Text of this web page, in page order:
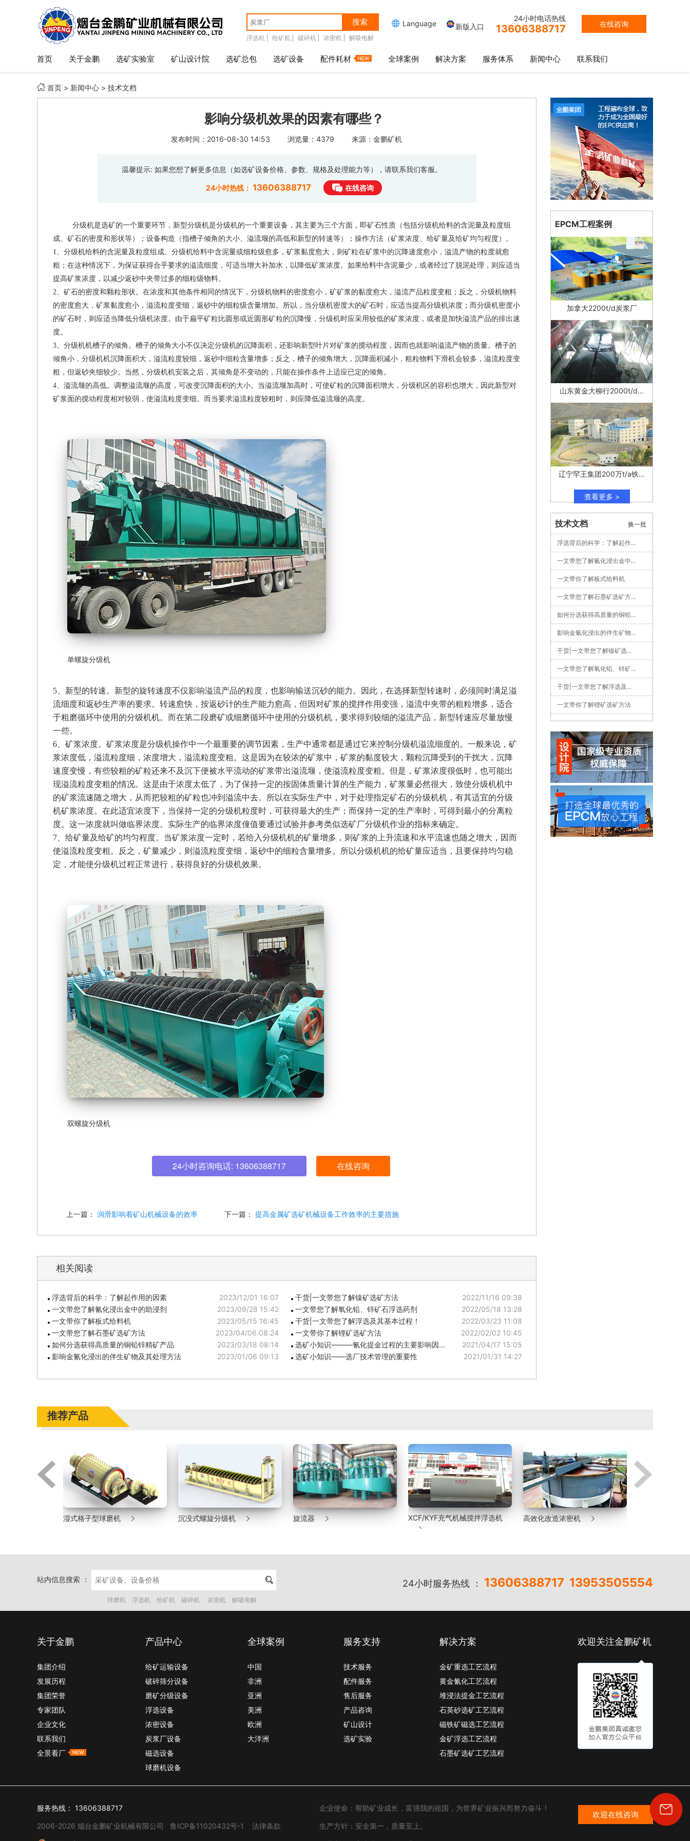
搜索
浮选机 给矿机 破碎机 浓密机 解吸电解
在线咨询
24小时电话热线
13606388717
 Language 新版入口
首页 关于金鹏 选矿实验室 矿山设计院 选矿总包 选矿设备 配件耗材 全球案例 解决方案 服务体系 新闻中心 联系我们
 首页 > 新闻中心 > 技术文档
影响分级机效果的因素有哪些？
发布时间：2016-08-30 14:53 浏览量：4379 来源：金鹏矿机
温馨提示: 如果您想了解更多信息（如选矿设备价格、参数、规格及处理能力等），请联系我们客服。
24小时热线： 13606388717 在线咨询
分级机是选矿的一个重要环节，新型分级机是分级机的一个重要设备，其主要为三个方面，即矿石性质（包括分级机给料的含泥量及粒度组
成、矿石的密度和形状等）；设备构造（指槽子倾角的大小、溢流堰的高低和新型的转速等）；操作方法（矿浆浓度、给矿量及给矿均匀程度）。
1、分级机给料的含泥量及粒度组成。分级机给料中含泥量或细粒级愈多，矿浆黏度愈大，则矿粒在矿浆中的沉降速度愈小，溢流产物的粒度就愈
粗；在这种情况下，为保证获得合乎要求的溢流细度，可适当增大补加水，以降低矿浆浓度。如果给料中含泥量少，或者经过了脱泥处理，则应适当
提高矿浆浓度，以减少返砂中夹带过多的细粒级物料。
2、矿石的密度和颗粒形状。在浓度和其他条件相同的情况下，分级机物料的密度愈小，矿矿浆的黏度愈大，溢流产品粒度变粗；反之，分级机物料
的密度愈大，矿浆黏度愈小，溢流粒度变细，返砂中的细粒级含量增加。所以，当分级机密度大的矿石时，应适当提高分级机浓度；而分级机密度小
的矿石时，则应适当降低分级机浓度。由于扁平矿粒比圆形或近圆形矿粒的沉降慢，分级机时应采用较低的矿浆浓度，或者是加快溢流产品的排出速
度。
3、分级机机槽子的倾角。槽子的倾角大小不仅决定分级机的沉降面积，还影响新型叶片对矿浆的搅动程度，因而也就影响溢流产物的质量。槽子的
倾角小，分级机机沉降面积大，溢流粒度较细，返砂中细粒含量增多；反之，槽子的倾角增大，沉降面积减小，粗粒物料下滑机会较多，溢流粒度变
粗，但返砂夹细较少。当然，分级机机安装之后，其倾角是不变动的，只能在操作条件上适应已定的倾角。
4、溢流堰的高低。调整溢流堰的高度，可改变沉降面积的大小。当溢流堰加高时，可使矿粒的沉降面积增大，分级机区的容积也增大，因此新型对
矿浆面的搅动程度相对较弱，使溢流粒度变细。而当要求溢流粒度较粗时，则应降低溢流堰的高度。
单螺旋分级机
5、新型的转速。新型的旋转速度不仅影响溢流产品的粒度，也影响输送沉砂的能力。因此，在选择新型转速时，必须同时满足溢
流细度和返砂生产率的要求。转速愈快，按返砂计的生产能力愈高，但因对矿浆的搅拌作用变强，溢流中夹带的粗粒增多，适合
于粗磨循环中使用的分级机机。而在第二段磨矿或细磨循环中使用的分级机机，要求得到较细的溢流产品，新型转速应尽量放慢
一些。
6、矿浆浓度。矿浆浓度是分级机操作中一个最重要的调节因素，生产中通常都是通过它来控制分级机溢流细度的。一般来说，矿
浆浓度低，溢流粒度细，浓度增大，溢流粒度变粗。这是因为在较浓的矿浆中，矿浆的黏度较大，颗粒沉降受到的干扰大，沉降
速度变慢，有些较粗的矿粒还来不及沉下便被水平流动的矿浆带出溢流堰，使溢流粒度变粗。但是，矿浆浓度很低时，也可能出
现溢流粒度变粗的情况。这是由于浓度太低了，为了保持一定的按固体质量计算的生产能力，矿浆量必然很大，致使分级机机中
的矿浆流速随之增大，从而把较粗的矿粒也冲到溢流中去。所以在实际生产中，对于处理指定矿石的分级机机，有其适宜的分级
机矿浆浓度。在此适宜浓度下，当保持一定的分级机粒度时，可获得最大的生产；而保持一定的生产率时，可得到最小的分离粒
度。这一浓度就叫做临界浓度。实际生产的临界浓度僮值要通过试验并参考类似选矿厂分级机作业的指标来确定。
7、给矿量及给矿的均匀程度。当矿浆浓度一定时，若给入分级机机的矿量增多，则矿浆的上升流速和水平流速也随之增大，因而
使溢流粒度变粗。反之，矿量减少，则溢流粒度变细，返砂中的细粒含量增多。所以分级机机的给矿量应适当，且要保持均匀稳
定，才能使分级机过程正常进行，获得良好的分级机效果。
双螺旋分级机
24小时咨询电话: 13606388717 在线咨询
上一篇： 润滑影响着矿山机械设备的效率 下一篇： 提高金属矿选矿机械设备工作效率的主要措施
相关阅读
浮选背后的科学：了解起作用的因素
2023/12/01 16:07
一文带您了解氰化浸出金中的助浸剂
2023/09/28 15:42
一文带你了解板式给料机
2023/05/15 16:45
一文带您了解石墨矿选矿方法
2023/04/06 08:24
如何分选获得高质量的铜铅锌精矿产品
2023/03/18 08:14
影响金氰化浸出的伴生矿物及其处理方法
2023/01/06 09:13
干货|一文带您了解镍矿选矿方法
2022/11/16 09:38
一文带您了解氧化铅、锌矿石浮选药剂
2022/05/18 13:28
干货|一文带您了解浮选及其基本过程！
2022/03/23 11:08
一文带你了解锂矿选矿方法
2022/02/02 10:45
选矿小知识———氰化提金过程的主要影响因…
2021/04/17 15:05
选矿小知识——选厂技术管理的重要性
2021/01/31 14:27
EPCM工程案例
加拿大2200t/d炭浆厂
山东黄金大柳行2000t/d...
辽宁罕王集团200万t/a铁...
查看更多 >
技术文档
浮选背后的科学：了解起作...
一文带您了解氰化浸出金中...
一文带你了解板式给料机
一文带您了解石墨矿选矿方...
如何分选获得高质量的铜铅...
影响金氰化浸出的伴生矿物...
干货|一文带您了解镍矿选...
一文带您了解氧化铅、锌矿...
干货|一文带您了解浮选及...
一文带你了解锂矿选矿方法
换一批
推荐产品
湿式格子型球磨机  沉没式螺旋分级机  旋流器  XCF/KYF充气机械搅拌浮选机

高效化改造浓密机 
站内信息搜索 ：  24小时服务热线 ： 13606388717 13953505554
球磨机 浮选机 给矿机 破碎机 浓密机 解吸电解
关于金鹏
集团介绍
发展历程
集团荣誉
专家团队
企业文化
联系我们
全景看厂
产品中心
给矿运输设备
破碎筛分设备
磨矿分级设备
浮选设备
浓密设备
炭浆厂设备
磁选设备
球磨机设备
全球案例
中国
非洲
亚洲
美洲
欧洲
大洋洲
服务支持
技术服务
配件服务
售后服务
产品咨询
矿山设计
选矿实验
解决方案
金矿重选工艺流程
黄金氰化工艺流程
堆浸法提金工艺流程
石英砂选矿工艺流程
磁铁矿磁选工艺流程
金矿浮选工艺流程
石墨矿选矿工艺流程
欢迎关注金鹏矿机
服务热线： 13606388717
2006-2026 烟台金鹏矿业机械有限公司 鲁ICP备11020432号-1 法律条款
企业使命：帮助矿业成长，富强我的祖国，为世界矿业振兴而努力奋斗！
生产方针：安全第一，质量至上。
欢迎在线咨询